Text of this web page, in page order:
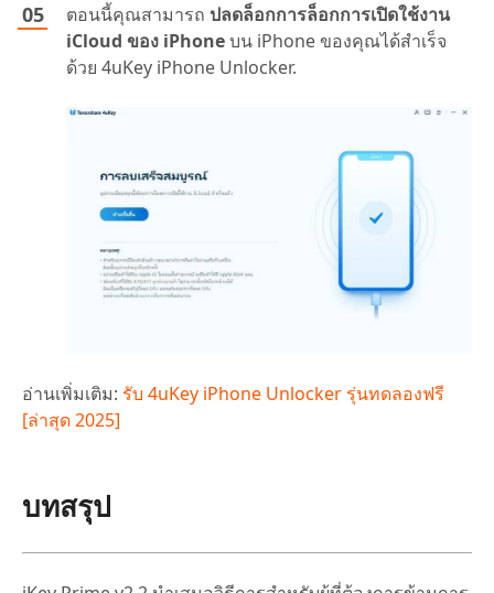
ตอนนี้คุณสามารถ ปลดล็อกการล็อกการเปิดใช้งาน
iCloud ของ iPhoneบน iPhone ของคุณได้สำเร็จ
ด้วย 4uKey iPhone Unlocker.
อ่านเพิ่มเติม: รับ 4uKey iPhone Unlocker รุ่นทดลองฟรี
[ล่าสุด 2025]
บทสรุป